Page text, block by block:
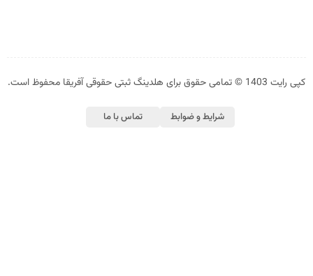
هلدینگ ثبتی حقوقی آفریقا محفوظ است.
شرایط و ضوابط تماس با ما